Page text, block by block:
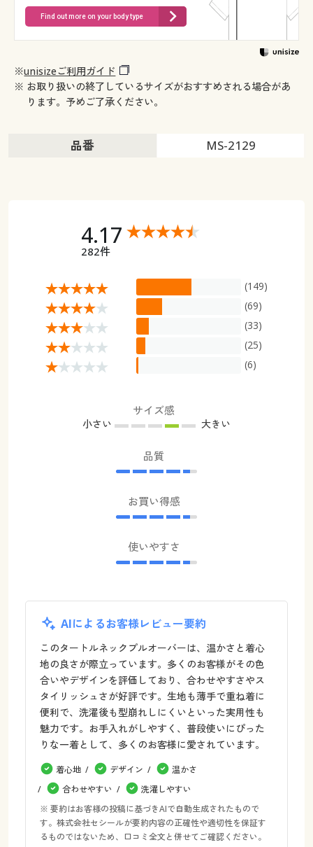
Find out more on your body type
※unisizeご利用ガイド
※ お取り扱いの終了しているサイズがおすすめされる場合があ
ります。予めご了承ください。
品番 MS-2129
4.17
282件
(149)
(69)
(33)
(25)
(6)
サイズ感
小さい 大きい
品質
お買い得感
使いやすさ
AIによるお客様レビュー要約
このタートルネックプルオーバーは、温かさと着心
地の良さが際立っています。多くのお客様がその色
合いやデザインを評価しており、合わせやすさやス
タイリッシュさが好評です。生地も薄手で重ね着に
便利で、洗濯後も型崩れしにくいといった実用性も
魅力です。お手入れがしやすく、普段使いにぴった
りな一着として、多くのお客様に愛されています。
着心地 デザイン
温かさ
合わせやすい
洗濯しやすい
※ 要約はお客様の投稿に基づきAIで自動生成されたもので
す。株式会社セシールが要約内容の正確性や適切性を保証す
るものではないため、口コミ全文と併せてご確認ください。